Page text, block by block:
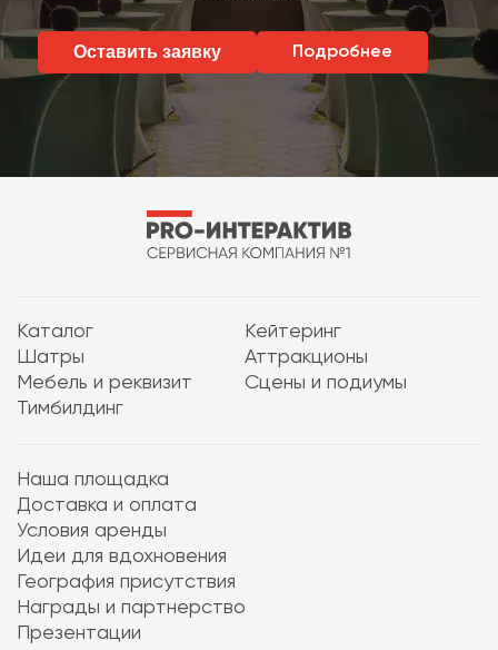
Оставить заявку Подробнее
Каталог
Кейтеринг
Шатры
Аттракционы
Мебель и реквизит
Сцены и подиумы
Тимбилдинг
Наша площадка
Доставка и оплата
Условия аренды
Идеи для вдохновения
География присутствия
Награды и партнерство
Презентации